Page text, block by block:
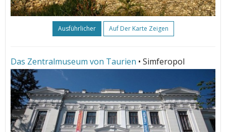
Ausführlicher Auf Der Karte Zeigen
Das Zentralmuseum von Taurien • Simferopol